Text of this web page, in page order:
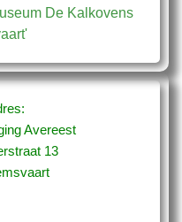
De Kalkovens
Avereest
13